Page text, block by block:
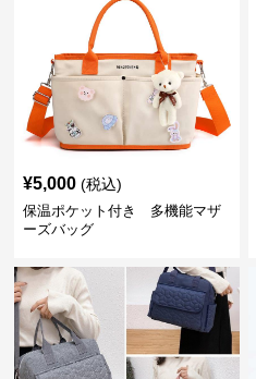
¥5,000 (税込)
保温ポケット付き 多機能マザ
ーズバッグ